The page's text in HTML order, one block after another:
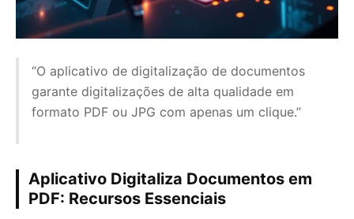
“O aplicativo de digitalização de documentos
garante digitalizações de alta qualidade em
formato PDF ou JPG com apenas um clique.”
Aplicativo Digitaliza Documentos em
PDF: Recursos Essenciais